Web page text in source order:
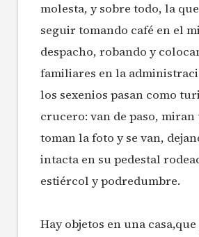
molesta, y sobre todo, la
seguir tomando café en el
despacho, robando y
familiares en la
los sexenios pasan como
crucero: van de paso, miran
toman la foto y se van,
intacta en su pedestal
estiércol y podredumbre.
Hay objetos en una